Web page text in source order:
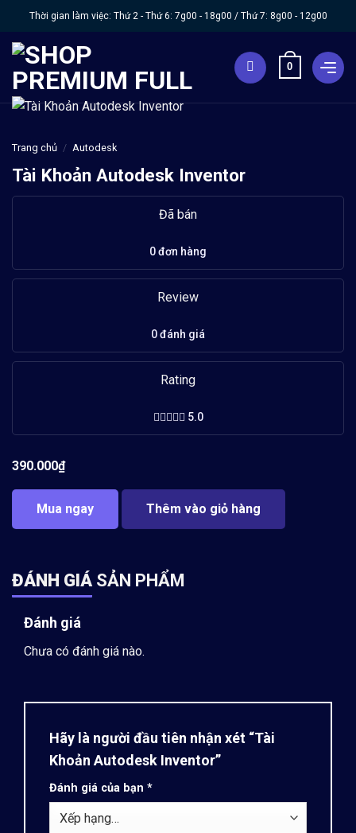
Chuyển
nội
dung
Thời gian làm việc: Thứ 2 - Thứ 6: 7g00 - 18g00 / Thứ 7: 8g00 - 12g00
0
Trang chủ / Autodesk
Tài Khoản Autodesk Inventor
Đã bán
0 đơn hàng
Review
0 đánh giá
Rating
5.0
390.000₫
Mua ngay Thêm vào giỏ hàng
ĐÁNH GIÁ SẢN PHẨM
Đánh giá
Chưa có đánh giá nào.
Hãy là người đầu tiên nhận xét “Tài
Khoản Autodesk Inventor”
Đánh giá của bạn *